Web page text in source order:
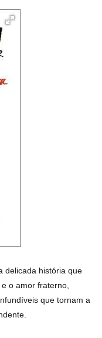
delicada história que
o amor fraterno,
que tornam a